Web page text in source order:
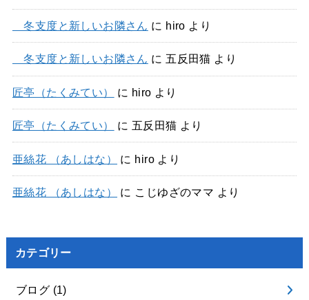
冬支度と新しいお隣さん に hiro より
冬支度と新しいお隣さん に 五反田猫 より
匠亭（たくみてい） に hiro より
匠亭（たくみてい） に 五反田猫 より
亜絲花 （あしはな） に hiroより
亜絲花 （あしはな） に こじゆざのママ より
カテゴリー
ブログ (1)